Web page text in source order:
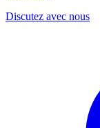
Discutez avec nous